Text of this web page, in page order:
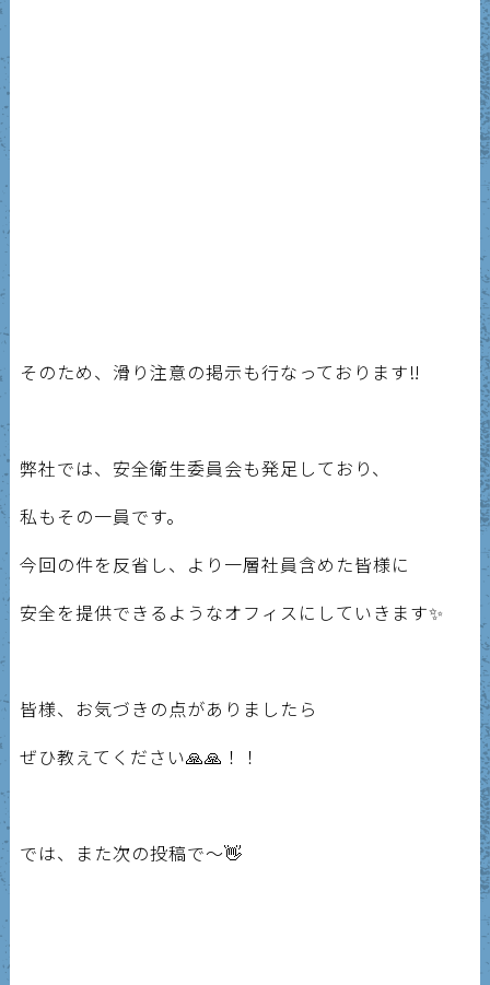
そのため、滑り注意の掲示も行なっております‼️
弊社では、安全衛生委員会も発足しており、
私もその一員です。
今回の件を反省し、より一層社員含めた皆様に
安全を提供できるようなオフィスにしていきます✨
皆様、お気づきの点がありましたら
ぜひ教えてください🙏🙏！！
では、また次の投稿で〜👋